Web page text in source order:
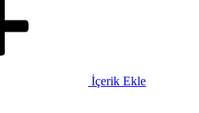
İçerik Ekle